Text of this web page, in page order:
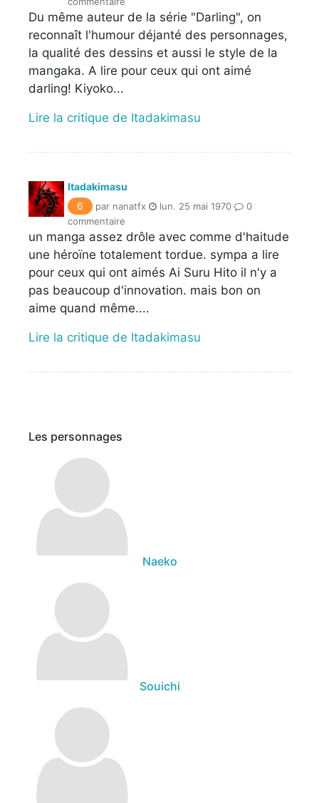
Du même auteur de la série "Darling", on
reconnaît l'humour déjanté des personnages,
la qualité des dessins et aussi le style de la
mangaka. A lire pour ceux qui ont aimé
darling! Kiyoko...
Lire la critique de Itadakimasu
Itadakimasu
6
par nanatfx lun. 25 mai 1970
0
commentaire
un manga assez drôle avec comme d'haitude
une héroïne totalement tordue. sympa a lire
pour ceux qui ont aimés Ai Suru Hito il n'y a
pas beaucoup d'innovation. mais bon on
aime quand même....
Lire la critique de Itadakimasu
Les personnages
Naeko
Souichi